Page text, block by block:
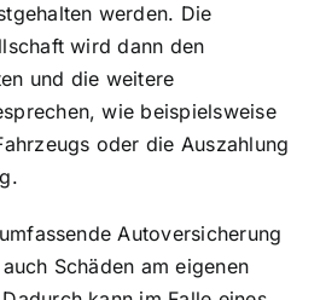
werden. Die
wird dann den
und die weitere
wie beispielsweise
oder die Auszahlung
Autoversicherung
Schäden am eigenen